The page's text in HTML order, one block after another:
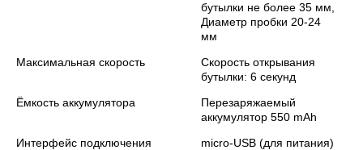
бутылки не более 35 мм,
Диаметр пробки 20-24
мм
Максимальная скорость
Скорость открывания
бутылки: 6 секунд
Ёмкость аккумулятора
Перезаряжаемый
аккумулятор 550 mAh
Интерфейс подключения
micro-USB (для питания)